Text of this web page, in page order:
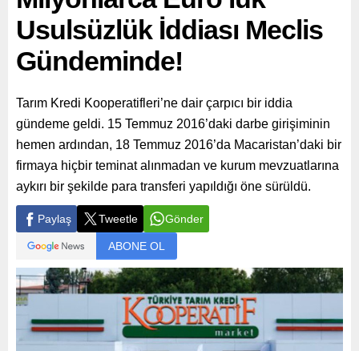
Usulsüzlük İddiası Meclis
Gündeminde!
Tarım Kredi Kooperatifleri’ne dair çarpıcı bir iddia
gündeme geldi. 15 Temmuz 2016’daki darbe girişiminin
hemen ardından, 18 Temmuz 2016’da Macaristan’daki bir
firmaya hiçbir teminat alınmadan ve kurum mevzuatlarına
aykırı bir şekilde para transferi yapıldığı öne sürüldü.
Paylaş Tweetle Gönder
ABONE OL